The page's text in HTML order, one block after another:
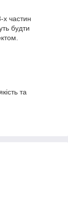
х частин
будти
та